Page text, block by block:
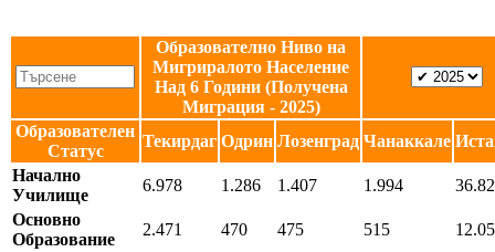
Образователно Ниво на
Мигриралото Население
Над 6 Години (Получена
Миграция - 2025)
Образователен
Статус
Текирдаг Одрин Лозенград Чанаккале
Начално
Училище
6.978 1.286 1.407 1.994
Основно
Образование
2.471 470 475 515